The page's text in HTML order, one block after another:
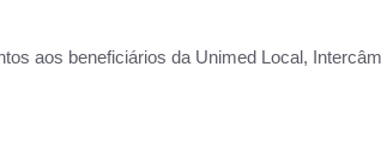
aos beneficiários da Unimed Local,